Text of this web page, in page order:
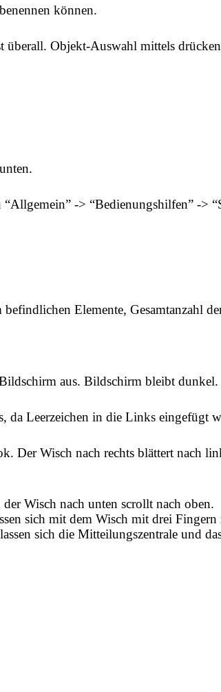
können.
Objekt-Auswahl mittels
-> “Bedienungshilfen” ->
Elemente, Gesamtanzahl
aus. Bildschirm bleibt dunkel.
da Leerzeichen in die Links eingefügt
Der Wisch nach rechts blättert nach
Wisch nach unten scrollt nach oben.
sich mit dem Wisch mit drei Fingern
sich die Mitteilungszentrale und